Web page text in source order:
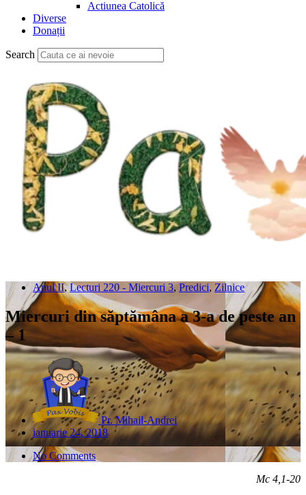
Actiunea Catolică
Diverse
Donații
Search
Anul II,Lecturi 220 - Miercuri 3,Predici, Zilnice
Miercuri din săptămâna a 3-a de peste an
– 1
Pr. Mihail-Andrei
ianuarie 24, 2018
No Comments
Mc 4,1-20